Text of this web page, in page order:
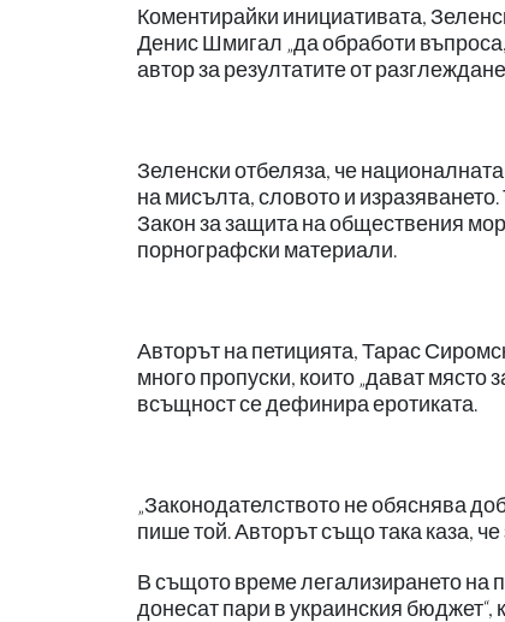
Коментирайки инициативата,
Денис Шмигал „да обработи
автор за резултатите от
Зеленски отбеляза, че
на мисълта, словото и
Закон за защита на обществения
порнографски материали.
Авторът на петицията, Тарас
много пропуски, които „дават място
всъщност се дефинира еротиката.
„Законодателството не обяснява
пише той. Авторът също така каза,
В същото време легализирането на
донесат пари в украинския бюджет“,